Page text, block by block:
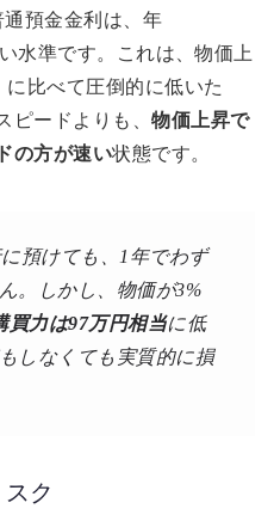
預金金利は、年
水準です。これは、物価上
比べて圧倒的に低いた
ピードよりも、物価上昇で
の方が速い状態です。
預けても、1年でわず
。しかし、物価が3%
買力は97万円相当に低
しなくても実質的に損
ク